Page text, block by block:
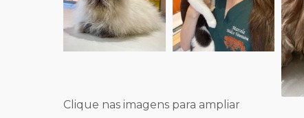
Clique nas imagens para ampliar